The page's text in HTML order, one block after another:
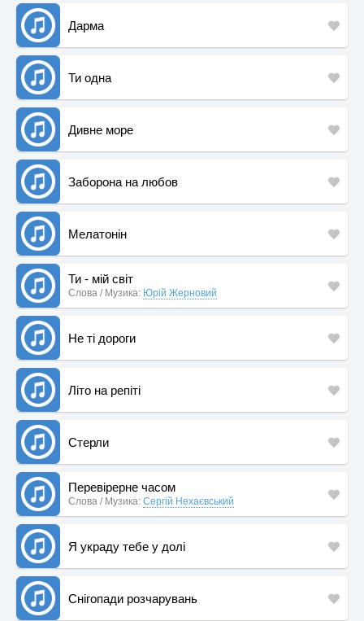
Дарма
Ти одна
Дивне море
Заборона на любов
Мелатонін
Ти - мій світ
Слова / Музика: Юрій Жерновий
Не ті дороги
Літо на репіті
Стерли
Перевірерне часом
Слова / Музика: Сергій Нехаєвський
Я украду тебе у долі
Снігопади розчарувань